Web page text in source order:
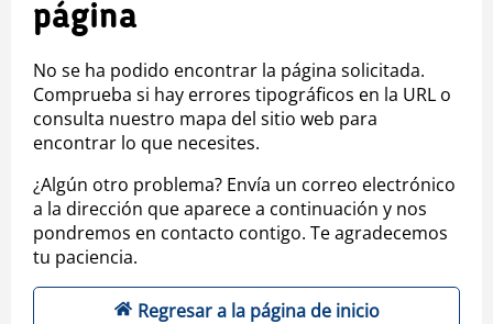
página
No se ha podido encontrar la página solicitada.
Comprueba si hay errores tipográficos en la URL o
consulta nuestro mapa del sitio web para
encontrar lo que necesites.
¿Algún otro problema? Envía un correo electrónico
a la dirección que aparece a continuación y nos
pondremos en contacto contigo. Te agradecemos
tu paciencia.
Regresar a la página de inicio